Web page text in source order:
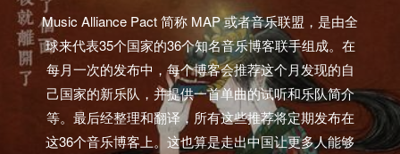
Music Alliance Pact 简称 MAP 或者音乐联盟，是由全
球来代表35个国家的36个知名音乐博客联手组成。在
每月一次的发布中，每个博客会推荐这个月发现的自
己国家的新乐队，并提供一首单曲的试听和乐队简介
等。最后经整理和翻译，所有这些推荐将定期发布在
这36个音乐博客上。这也算是走出中国让更多人能够